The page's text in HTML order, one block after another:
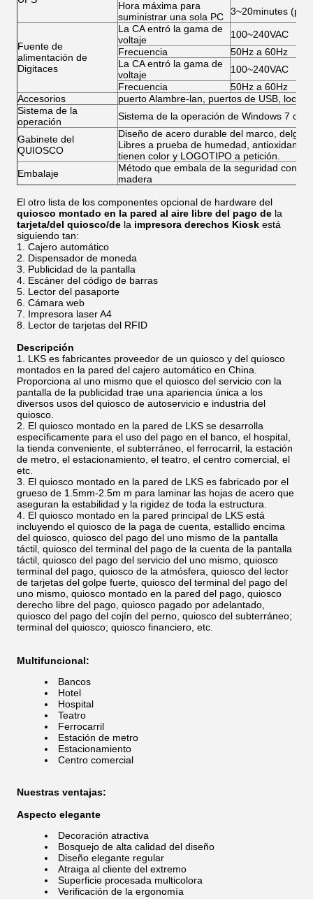
Hora máxima para
suministrar una sola PC
3~20minutes
Fuente de
alimentación de
Digitaces
La CA entró la gama de
voltaje
100~240VAC
Frecuencia
50Hz a 60Hz
La CA entró la gama de
voltaje
100~240VAC
Frecuencia
50Hz a 60Hz
Accesorios
puerto Alambre-lan, puertos de USB,
Sistema de la
operación
Sistema de la operación de Windows 7 o
Gabinete del
QUIOSCO
Diseño de acero durable del marco,
Libres a prueba de humedad,
tienen color y LOGOTIPO a petición.
Embalaje
Método que embala de la seguridad con
madera
El otro lista de los componentes opcional de hardware del
quiosco montado en la pared al aire libre del pago de la
tarjeta/del quiosco/de la impresora derechos Kiosk está
siguiendo tan:
Cajero automático
Dispensador de moneda
Publicidad de la pantalla
Escáner del código de barras
Lector del pasaporte
Cámara web
Impresora laser A4
Lector de tarjetas del RFID
Descripción
LKS es fabricantes proveedor de un quiosco y del quiosco
montados en la pared del cajero automático en China.
Proporciona al uno mismo que el quiosco del servicio con la
pantalla de la publicidad trae una apariencia única a los
diversos usos del quiosco de autoservicio e industria del
quiosco.
El quiosco montado en la pared de LKS se desarrolla
específicamente para el uso del pago en el banco, el hospital,
la tienda conveniente, el subterráneo, el ferrocarril, la estación
de metro, el estacionamiento, el teatro, el centro comercial, el
etc.
El quiosco montado en la pared de LKS es fabricado por el
grueso de 1.5mm-2.5m m para laminar las hojas de acero que
aseguran la estabilidad y la rigidez de toda la estructura.
El quiosco montado en la pared principal de LKS está
incluyendo el quiosco de la paga de cuenta, estallido encima
del quiosco, quiosco del pago del uno mismo de la pantalla
táctil, quiosco del terminal del pago de la cuenta de la pantalla
táctil, quiosco del pago del servicio del uno mismo, quiosco
terminal del pago, quiosco de la atmósfera, quiosco del lector
de tarjetas del golpe fuerte, quiosco del terminal del pago del
uno mismo, quiosco montado en la pared del pago, quiosco
derecho libre del pago, quiosco pagado por adelantado,
quiosco del pago del cojín del perno, quiosco del subterráneo;
terminal del quiosco; quiosco financiero, etc.
Multifuncional:
Bancos
Hotel
Hospital
Teatro
Ferrocarril
Estación de metro
Estacionamiento
Centro comercial
Nuestras ventajas:
Aspecto elegante
Decoración atractiva
Bosquejo de alta calidad del diseño
Diseño elegante regular
Atraiga al cliente del extremo
Superficie procesada multicolora
Verificación de la ergonomía